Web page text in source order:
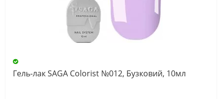
Гель-лак SAGA Colorist №012, Бузковий, 10мл